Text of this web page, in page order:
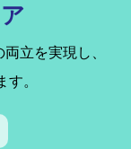
立を実現し、
す。